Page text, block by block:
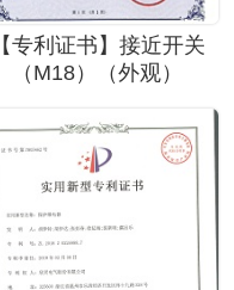
【专利证书】接近开关
（M18）（外观）